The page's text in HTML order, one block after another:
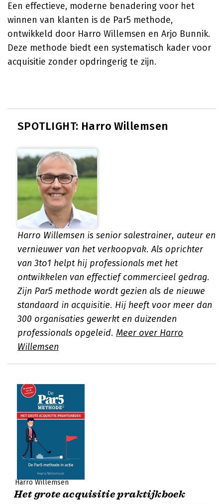
Een effectieve, moderne benadering voor het
winnen van klanten is de Par5 methode,
ontwikkeld door Harro Willemsen en Arjo Bunnik.
Deze methode biedt een systematisch kader voor
acquisitie zonder opdringerig te zijn.
SPOTLIGHT: Harro Willemsen
Harro Willemsen is senior salestrainer, auteur en
vernieuwer van het verkoopvak. Als oprichter
van 3to1 helpt hij professionals met het
ontwikkelen van effectief commercieel gedrag.
Zijn Par5 methode wordt gezien als de nieuwe
standaard in acquisitie. Hij heeft voor meer dan
300 organisaties gewerkt en duizenden
professionals opgeleid. Meer over Harro
Willemsen
Harro Willemsen
Het grote acquisitie praktijkboek